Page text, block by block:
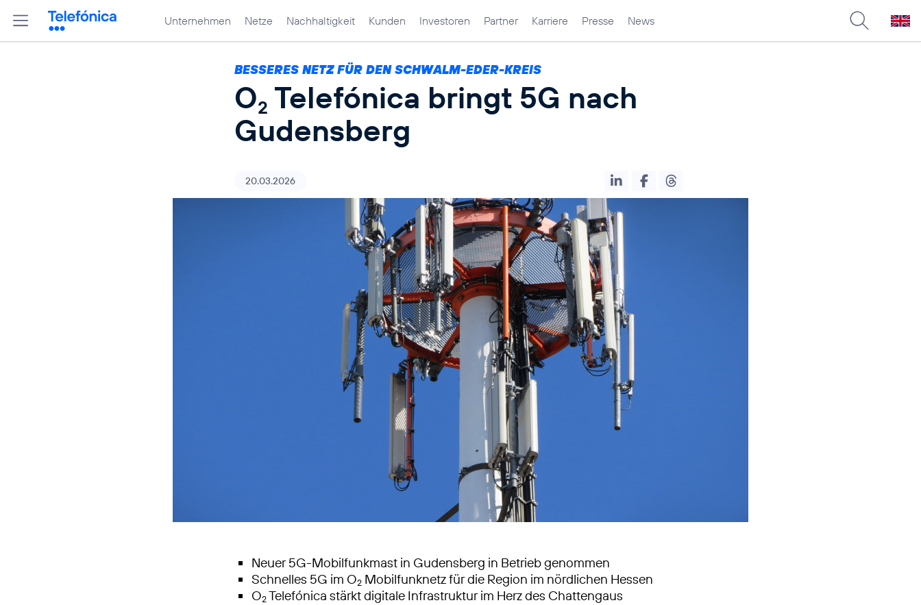
Unternehmen Netze Nachhaltigkeit Kunden Investoren Partner Karriere Presse News
BESSERES NETZ FÜR DEN SCHWALM-EDER-KREIS
O2 Telefónica bringt 5G nach
Gudensberg
20.03.2026
Neuer 5G-Mobilfunkmast in Gudensberg in Betrieb genommen
Schnelles 5G im O2 Mobilfunknetz für die Region im nördlichen Hessen
O2Telefónica stärkt digitale Infrastruktur im Herz des Chattengaus